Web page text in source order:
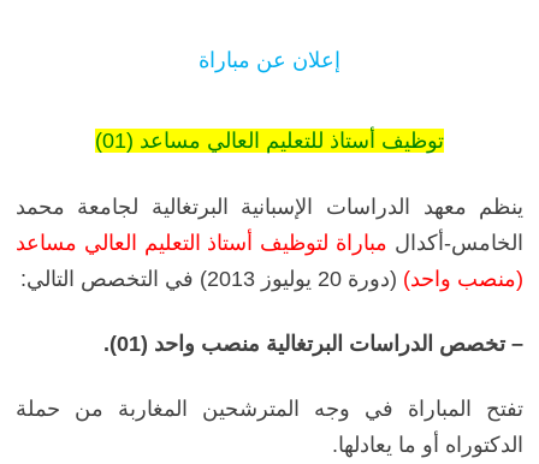
إعلان عن مباراة
توظيف أستاذ للتعليم العالي مساعد (01)
ينظم معهد الدراسات الإسبانية البرتغالية لجامعة محمد
الخامس-أكدال مباراة لتوظيف أستاذ التعليم العالي مساعد
(منصب واحد) (دورة 20 يوليوز 2013) في التخصص التالي:
– تخصص الدراسات البرتغالية منصب واحد (01) .
تفتح المباراة في وجه المترشحين المغاربة من حملة
الدكتوراه أو ما يعادلها.